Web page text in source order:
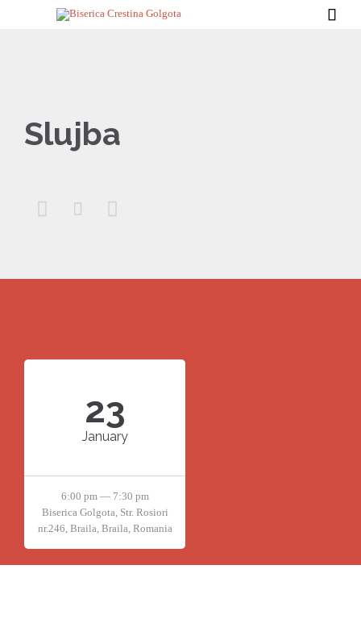

Slujba
  
23
January
6:00 pm — 7:30 pm
Biserica Golgota, Str. Rosiori
nr.246, Braila, Braila, Romania